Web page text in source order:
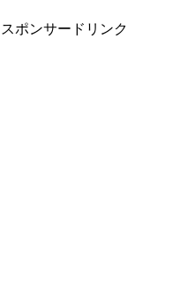
スポンサードリンク